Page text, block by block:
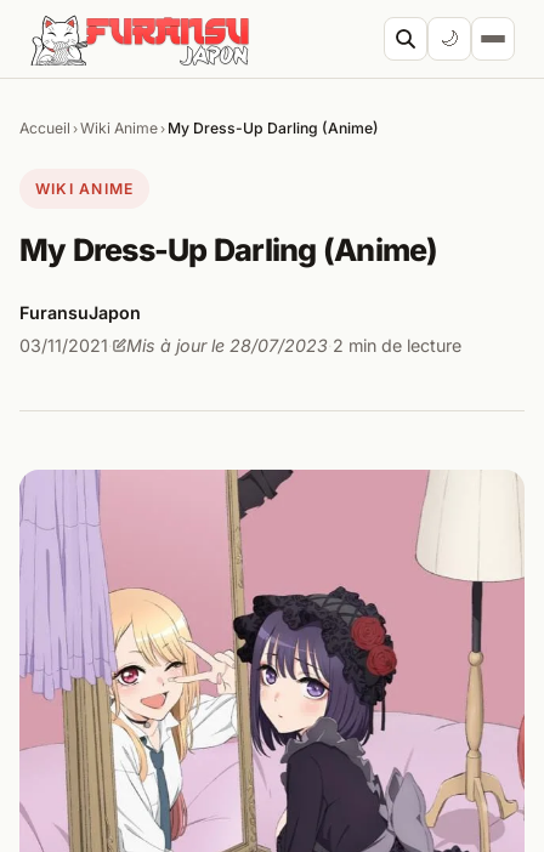
Aller au contenu
🌙
Accueil ›Wiki Anime› My Dress-Up Darling (Anime)
WIKI ANIME
My Dress-Up Darling (Anime)
FuransuJapon
03/11/2021· Mis à jour le 28/07/2023· 2 min de lecture